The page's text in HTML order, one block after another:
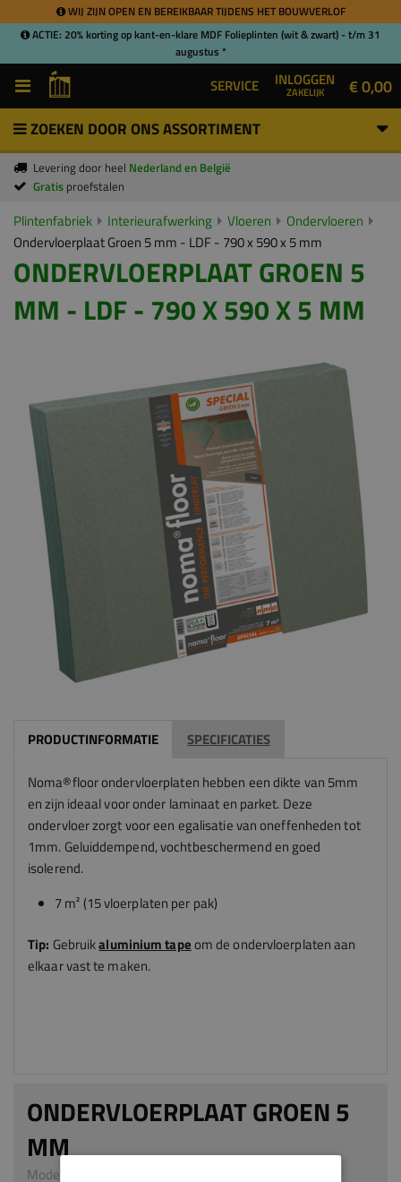
WIJ ZIJN OPEN EN BEREIKBAAR TIJDENS HET BOUWVERLOF
ACTIE: 20% korting op kant-en-klare MDF Folieplinten (wit & zwart) - t/m 31
augustus *
SERVICE INLOGGEN
ZAKELIJK € 0,00
ZOEKEN DOOR ONS ASSORTIMENT
Levering door heel Nederland en België
Gratis proefstalen
Plintenfabriek Interieurafwerking Vloeren
Ondervloeren
Ondervloerplaat Groen 5 mm - LDF - 790 x 590 x 5 mm
ONDERVLOERPLAAT GROEN 5
MM - LDF - 790 X 590 X 5 MM
PRODUCTINFORMATIE SPECIFICATIES
Noma®floor ondervloerplaten hebben een dikte van 5mm
en zijn ideaal voor onder laminaat en parket. Deze
ondervloer zorgt voor een egalisatie van oneffenheden tot
1mm. Geluiddempend, vochtbeschermend en goed
isolerend.
7 m² (15 vloerplaten per pak)
Tip: Gebruikaluminium tapeom de ondervloerplaten aan
elkaar vast te maken.
ONDERVLOERPLAAT GROEN 5
MM
Model OV01 | 790 x 590 x 5 mm | LDF